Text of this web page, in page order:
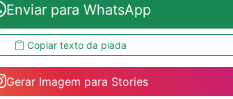
Enviar para WhatsApp
Copiar texto da piada
Gerar Imagem para Stories